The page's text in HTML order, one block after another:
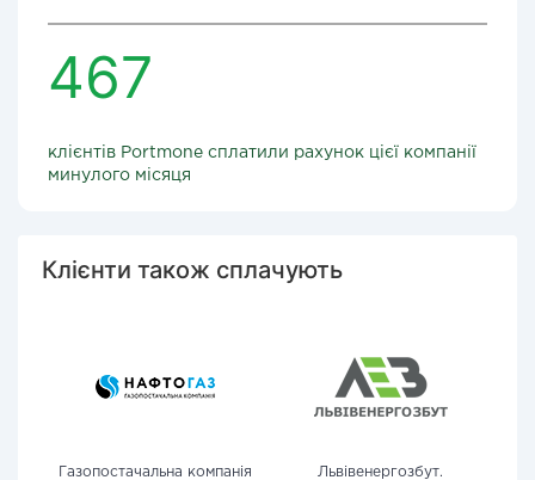
467
клієнтів Portmone сплатили рахунок цієї компанії
минулого місяця
Клієнти також сплачують
Газопостачальна компанія
Львівенергозбут.